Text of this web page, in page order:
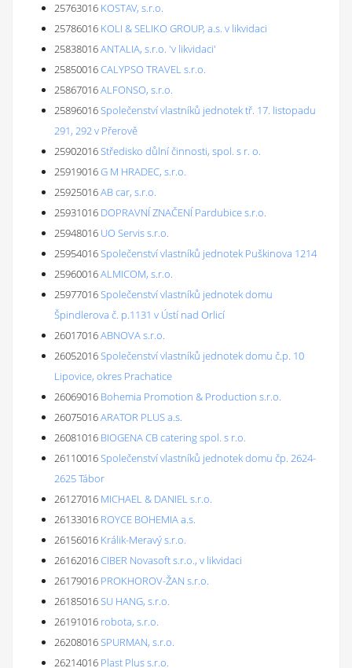
25763016 KOSTAV, s.r.o.
25786016 KOLI & SELIKO GROUP, a.s. v likvidaci
25838016ANTALIA, s.r.o. 'v likvidaci'
25850016CALYPSO TRAVEL s.r.o.
25867016ALFONSO, s.r.o.
25896016Společenství vlastníků jednotek tř. 17. listopadu
291, 292 v Přerově
25902016Středisko důlní činnosti, spol. s r. o.
25919016G M HRADEC, s.r.o.
25925016AB car, s.r.o.
25931016 DOPRAVNÍ ZNAČENÍ Pardubice s.r.o.
25948016 UO Servis s.r.o.
25954016Společenství vlastníků jednotek Puškinova 1214
25960016ALMICOM, s.r.o.
25977016Společenství vlastníků jednotek domu
Špindlerova č. p.1131 v Ústí nad Orlicí
26017016ABNOVA s.r.o.
26052016Společenství vlastníků jednotek domu č.p. 10
Lipovice, okres Prachatice
26069016 Bohemia Promotion & Production s.r.o.
26075016ARATOR PLUS a.s.
26081016 BIOGENA CB catering spol. s r.o.
26110016Společenství vlastníků jednotek domu čp. 2624-
2625 Tábor
26127016 MICHAEL & DANIEL s.r.o.
26133016 ROYCE BOHEMIA a.s.
26156016 Králik-Meravý s.r.o.
26162016CIBER Novasoft s.r.o., v likvidaci
26179016 PROKHOROV-ŽAN s.r.o.
26185016SU HANG, s.r.o.
26191016 robota, s.r.o.
26208016SPURMAN, s.r.o.
26214016 Plast Plus s.r.o.